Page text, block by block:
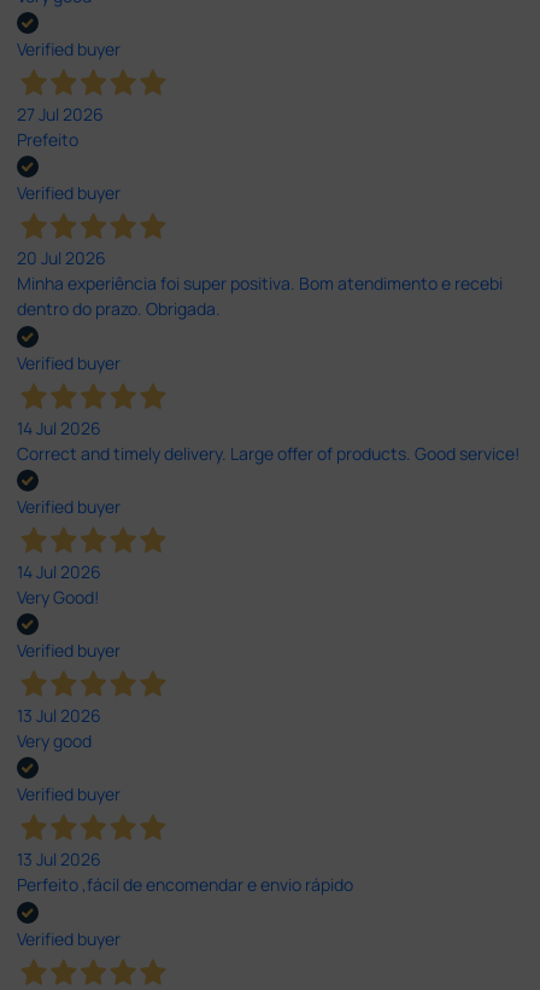
Verified buyer
27 Jul 2026
Prefeito
Verified buyer
20 Jul 2026
Minha experiência foi super positiva. Bom atendimento e recebi
dentro do prazo. Obrigada.
Verified buyer
14 Jul 2026
Correct and timely delivery. Large offer of products. Good service!
Verified buyer
14 Jul 2026
Very Good!
Verified buyer
13 Jul 2026
Very good
Verified buyer
13 Jul 2026
Perfeito ,fácil de encomendar e envio rápido
Verified buyer